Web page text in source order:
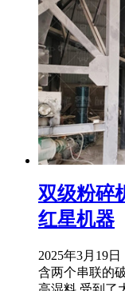
双级粉碎
红星机器
2025年3月19
含两个串联的